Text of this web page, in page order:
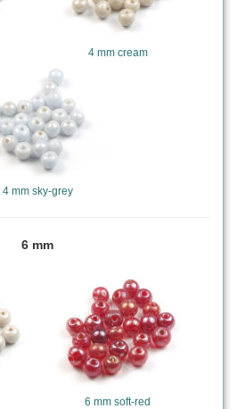
4 mm cream
4 mm sky-grey
6 mm
6 mm soft-red